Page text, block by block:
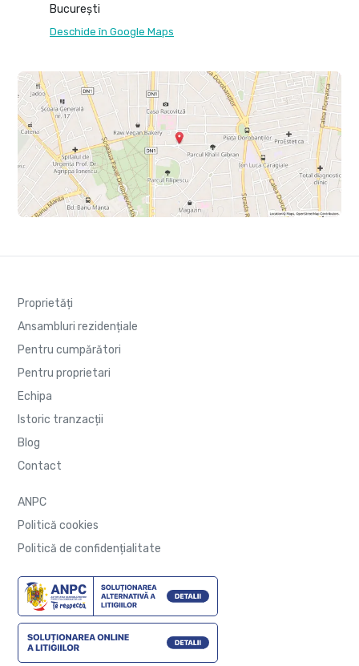
București
Deschide în Google Maps
Proprietăți
Ansambluri rezidențiale
Pentru cumpărători
Pentru proprietari
Echipa
Istoric tranzacții
Blog
Contact
ANPC
Politică cookies
Politică de confidențialitate